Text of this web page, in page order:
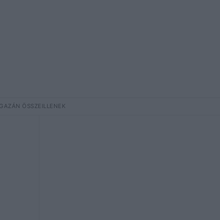
ÖSSZEILLENEK